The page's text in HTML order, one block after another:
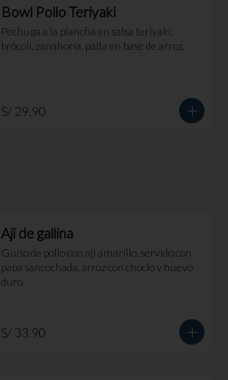
Bowl Pollo Teriyaki
Pechuga a la plancha en salsa teriyaki,
brócoli, zanahoria, palta en base de arroz.
S/ 29.90
Ají de gallina
Guiso de pollo con ají amarillo, servido con
papa sancochada, arroz con choclo y huevo
duro.
S/ 33.90